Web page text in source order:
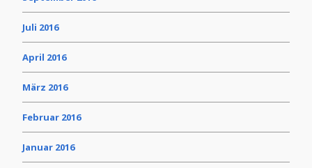
Juli 2016
April 2016
März 2016
Februar 2016
Januar 2016